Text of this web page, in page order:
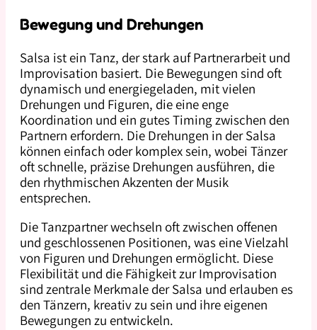
Bewegung und Drehungen
Salsa ist ein Tanz, der stark auf Partnerarbeit und
Improvisation basiert. Die Bewegungen sind oft
dynamisch und energiegeladen, mit vielen
Drehungen und Figuren, die eine enge
Koordination und ein gutes Timing zwischen den
Partnern erfordern. Die Drehungen in der Salsa
können einfach oder komplex sein, wobei Tänzer
oft schnelle, präzise Drehungen ausführen, die
den rhythmischen Akzenten der Musik
entsprechen.
Die Tanzpartner wechseln oft zwischen offenen
und geschlossenen Positionen, was eine Vielzahl
von Figuren und Drehungen ermöglicht. Diese
Flexibilität und die Fähigkeit zur Improvisation
sind zentrale Merkmale der Salsa und erlauben es
den Tänzern, kreativ zu sein und ihre eigenen
Bewegungen zu entwickeln.